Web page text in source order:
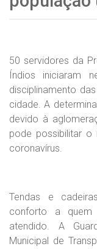
50 servidores da
Índios iniciaram
disciplinamento
cidade. A
devido à
pode possibilitar
coronavírus.
Tendas e
conforto a
atendido. A
Municipal de